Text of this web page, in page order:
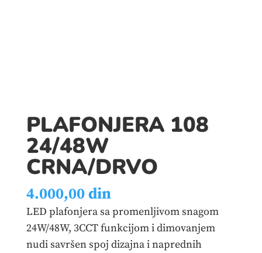
PLAFONJERA 108
24/48W
CRNA/DRVO
4.000,00din
LED plafonjera sa promenljivom snagom
24W/48W, 3CCT funkcijom i dimovanjem
nudi savršen spoj dizajna i naprednih